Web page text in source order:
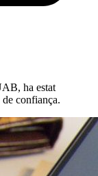
ha estat
confiança.